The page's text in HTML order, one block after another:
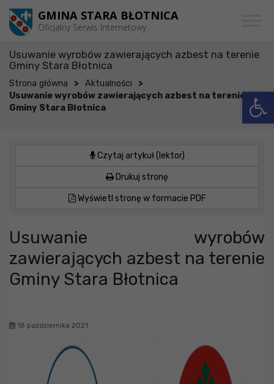
Przejdź do menu
Przejdź do głównej treści strony
Przejdź do stopki strony GMINA STARA BŁOTNICA
Oficjalny Serwis Internetowy
Usuwanie wyrobów zawierających azbest na terenie
Gminy Stara Błotnica
Strona główna > Aktualności >
Usuwanie wyrobów zawierających azbest na terenie
Gminy Stara Błotnica
Czytaj artykuł (lektor)
Drukuj stronę
Wyświetl stronę w formacie PDF
Usuwanie wyrobów
zawierających azbest na terenie
Gminy Stara Błotnica
18 października 2021